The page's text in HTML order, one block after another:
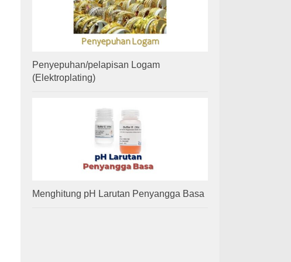
Penyepuhan/pelapisan Logam
(Elektroplating)
Menghitung pH Larutan Penyangga Basa